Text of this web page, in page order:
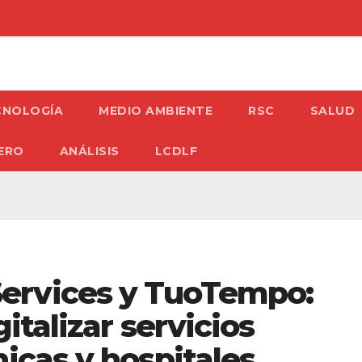
MEDIO AMBIENTE RSC SALUD
ANÁLISIS LCDLF
y TuoTempo:
servicios